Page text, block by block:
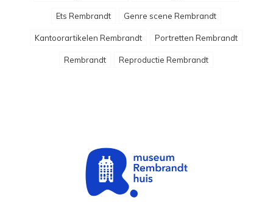
Ets Rembrandt Genre scene Rembrandt
Kantoorartikelen Rembrandt Portretten Rembrandt
Rembrandt Reproductie Rembrandt